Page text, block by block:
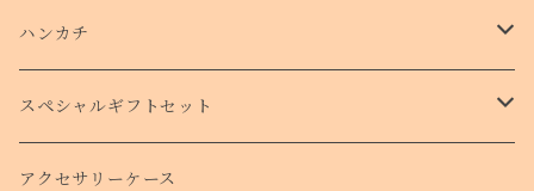
ハンカチ
タオルハンカチ
スペシャルギフトセット
クリスマスコフレ
アクセサリーケース